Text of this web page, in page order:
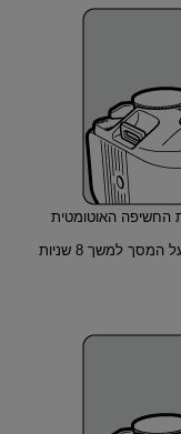
החשיפה האוטומטית
ערך החשיפה (מהירות התריס וערך הצמצם) מוצג על המסך למשך 8 שניות